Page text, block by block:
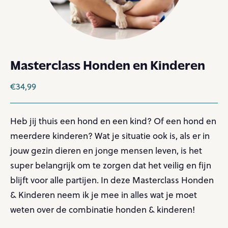
Masterclass Honden en Kinderen
€34,99
Heb jij thuis een hond en een kind? Of een hond en
meerdere kinderen? Wat je situatie ook is, als er in
jouw gezin dieren en jonge mensen leven, is het
super belangrijk om te zorgen dat het veilig en fijn
blijft voor alle partijen. In deze Masterclass Honden
& Kinderen neem ik je mee in alles wat je moet
weten over de combinatie honden & kinderen!